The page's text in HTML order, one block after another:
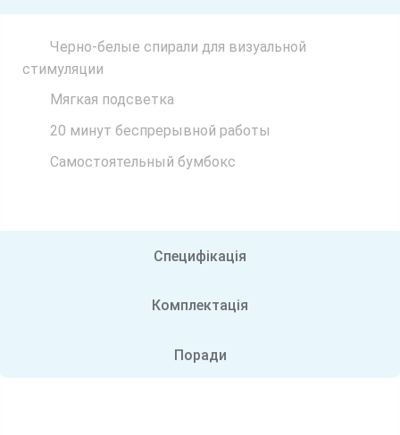
Черно-белые спирали для визуальной
стимуляции
Мягкая подсветка
20 минут беспрерывной работы
Самостоятельный бумбокс
Специфікація
Комплектація
Поради